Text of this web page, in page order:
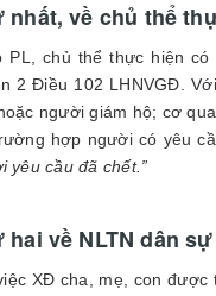
nhất, về chủ thể
PL, chủ thể thực hiện
2 Điều 102 LHNVGĐ.
người giám hộ; cơ
hợp người có yêu
yêu cầu đã chết.”
hai về NLTN dân
XĐ cha, mẹ, con